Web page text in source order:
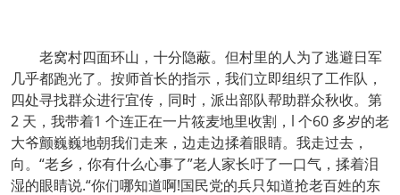
老窝村四面环山，十分隐蔽。但村里的人为了逃避日军
几乎都跑光了。按师首长的指示，我们立即组织了工作队，
四处寻找群众进行宜传，同时，派出部队帮助群众秋收。第
2 天，我带着1 个连正在一片筱麦地里收割，l 个60 多岁的老
大爷颤巍巍地朝我们走来，边走边揉着眼睛。我走过去，
向。“老乡，你有什么心事了”老人家长吁了一口气，揉着泪
湿的眼睛说.“你们哪知道啊!国民党的兵只知道抢老百姓的东